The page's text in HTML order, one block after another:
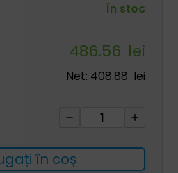
În stoc
486.56 lei
Net: 408.88 lei
Cantitate
medical
în coș